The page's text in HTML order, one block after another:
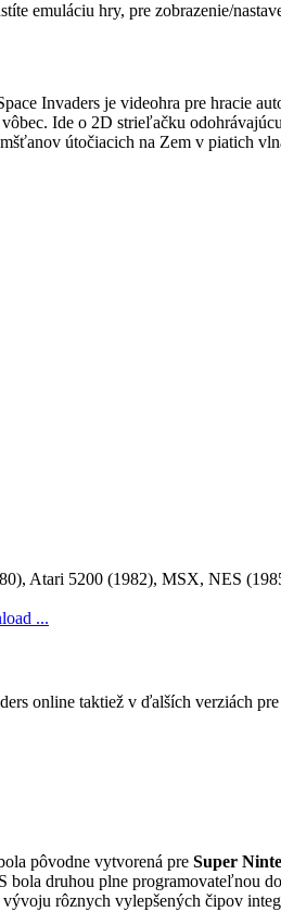
emuláciu hry, pre zobrazenie/
Invaders je videohra pre hracie
Ide o 2D strieľačku
útočiacich na Zem v piatich
Atari 5200 (1982), MSX, NES
...
online taktiež v ďalších verziách
pôvodne vytvorená pre Super
bola druhou plne programovateľnou
rôznych vylepšených čipov